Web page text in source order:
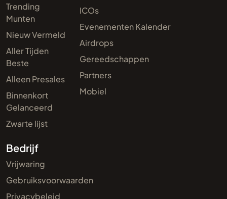
Trending
Munten
Nieuw Vermeld
Aller Tijden
Beste
Alleen Presales
Binnenkort
Gelanceerd
Zwarte lijst
ICOs
Evenementen Kalender
Airdrops
Gereedschappen
Partners
Mobiel
Bedrijf
Vrijwaring
Gebruiksvoorwaarden
Privacybeleid